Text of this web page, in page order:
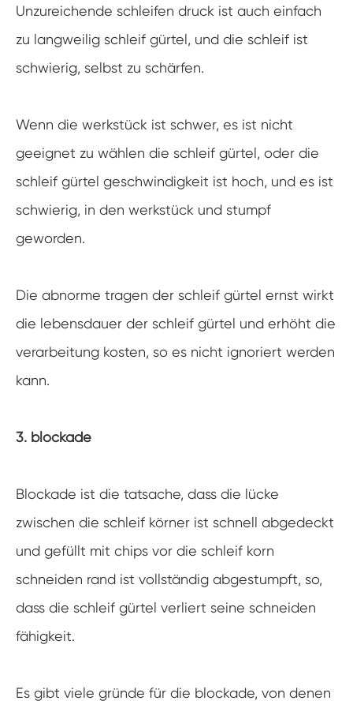
Unzureichende schleifen druck ist auch einfach
zu langweilig schleif gürtel, und die schleif ist
schwierig, selbst zu schärfen.
Wenn die werkstück ist schwer, es ist nicht
geeignet zu wählen die schleif gürtel, oder die
schleif gürtel geschwindigkeit ist hoch, und es ist
schwierig, in den werkstück und stumpf
geworden.
Die abnorme tragen der schleif gürtel ernst wirkt
die lebensdauer der schleif gürtel und erhöht die
verarbeitung kosten, so es nicht ignoriert werden
kann.
3. blockade
Blockade ist die tatsache, dass die lücke
zwischen die schleif körner ist schnell abgedeckt
und gefüllt mit chips vor die schleif korn
schneiden rand ist vollständig abgestumpft, so,
dass die schleif gürtel verliert seine schneiden
fähigkeit.
Es gibt viele gründe für die blockade, von denen